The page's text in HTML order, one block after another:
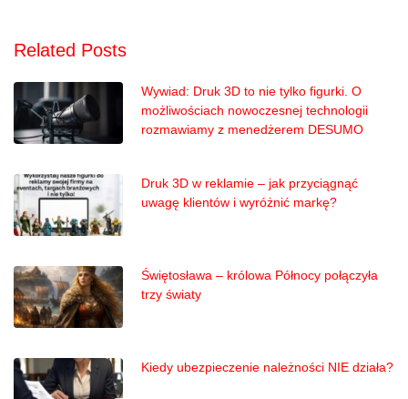
Related Posts
Wywiad: Druk 3D to nie tylko figurki. O
możliwościach nowoczesnej technologii
rozmawiamy z menedżerem DESUMO
Druk 3D w reklamie – jak przyciągnąć
uwagę klientów i wyróżnić markę?
Świętosława – królowa Północy połączyła
trzy światy
Kiedy ubezpieczenie należności NIE działa?